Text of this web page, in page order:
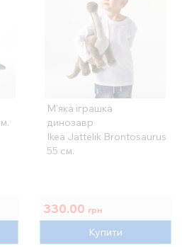
М'яка іграшка
динозавр
Ikea Jattelik Brontosaurus
55 см.
330.00 грн
Купити